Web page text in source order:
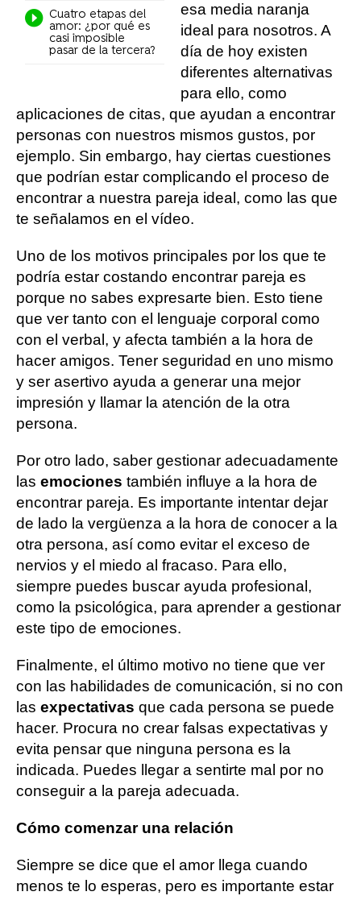
Cuatro etapas del
amor: ¿por qué es
casi imposible
pasar de la tercera?
esa media naranja
ideal para nosotros. A
día de hoy existen
diferentes alternativas
para ello, como
aplicaciones de citas, que ayudan a encontrar
personas con nuestros mismos gustos, por
ejemplo. Sin embargo, hay ciertas cuestiones
que podrían estar complicando el proceso de
encontrar a nuestra pareja ideal, como las que
te señalamos en el vídeo.
Uno de los motivos principales por los que te
podría estar costando encontrar pareja es
porque no sabes expresarte bien. Esto tiene
que ver tanto con el lenguaje corporal como
con el verbal, y afecta también a la hora de
hacer amigos. Tener seguridad en uno mismo
y ser asertivo ayuda a generar una mejor
impresión y llamar la atención de la otra
persona.
Por otro lado, saber gestionar adecuadamente
las emociones también influye a la hora de
encontrar pareja. Es importante intentar dejar
de lado la vergüenza a la hora de conocer a la
otra persona, así como evitar el exceso de
nervios y el miedo al fracaso. Para ello,
siempre puedes buscar ayuda profesional,
como la psicológica, para aprender a gestionar
este tipo de emociones.
Finalmente, el último motivo no tiene que ver
con las habilidades de comunicación, si no con
las expectativas que cada persona se puede
hacer. Procura no crear falsas expectativas y
evita pensar que ninguna persona es la
indicada. Puedes llegar a sentirte mal por no
conseguir a la pareja adecuada.
Cómo comenzar una relación
Siempre se dice que el amor llega cuando
menos te lo esperas, pero es importante estar